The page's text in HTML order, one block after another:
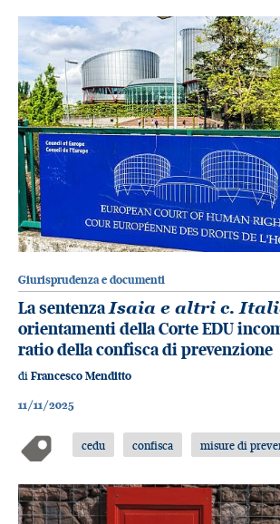
Giurisprudenza e documenti
La sentenzaIsaia e altri c.
orientamenti della Corte EDU
ratio della confisca di prevenzione
di Francesco Menditto
11/11/2025
cedu confisca misure di